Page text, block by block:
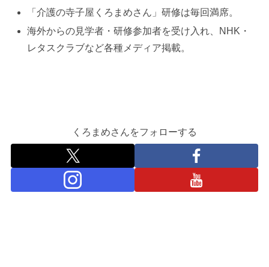
「介護の寺子屋くろまめさん」研修は毎回満席。
海外からの見学者・研修参加者を受け入れ、NHK・
レタスクラブなど各種メディア掲載。
くろまめさんをフォローする